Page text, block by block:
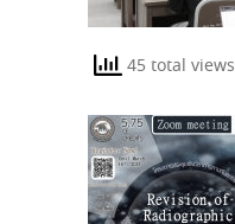
45 total views